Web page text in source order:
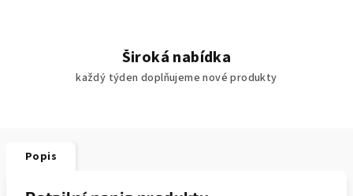
Široká nabídka
každý týden doplňujeme nové produkty
Popis